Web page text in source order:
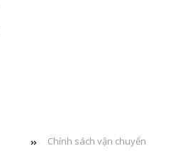
Chính sách vận chuyển